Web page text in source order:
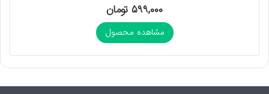
۵۹۹,۰۰۰ تومان
مشاهده محصول